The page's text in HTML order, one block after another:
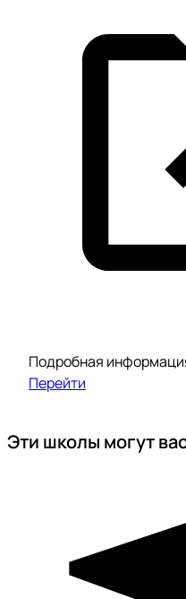
Подробная
Перейти
Эти школы могут